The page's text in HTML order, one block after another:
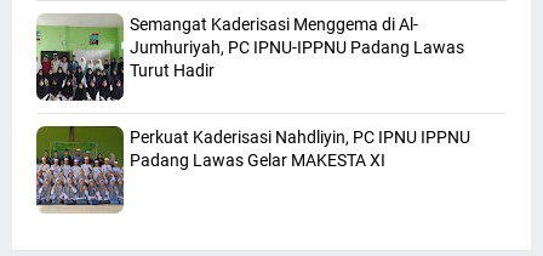
Semangat Kaderisasi Menggema di Al-
Jumhuriyah, PC IPNU-IPPNU Padang Lawas
Turut Hadir
Perkuat Kaderisasi Nahdliyin, PC IPNU IPPNU
Padang Lawas Gelar MAKESTA XI